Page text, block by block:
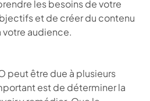
les besoins de votre
et de créer du contenu
audience.
peut être due à plusieurs
est de déterminer la